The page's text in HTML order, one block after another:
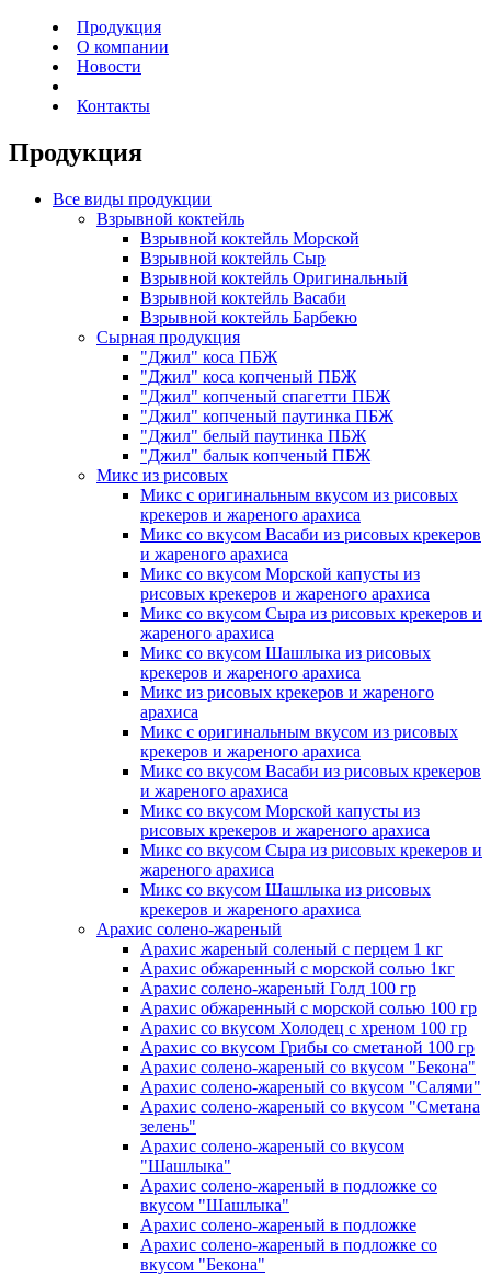
Продукция
О компании
Новости
Контакты
Продукция
Все виды продукции
Взрывной коктейль
Взрывной коктейль Морской
Взрывной коктейль Сыр
Взрывной коктейль Оригинальный
Взрывной коктейль Васаби
Взрывной коктейль Барбекю
Сырная продукция
"Джил" коса ПБЖ
"Джил" коса копченый ПБЖ
"Джил" копченый спагетти ПБЖ
"Джил" копченый паутинка ПБЖ
"Джил" белый паутинка ПБЖ
"Джил" балык копченый ПБЖ
Микс из рисовых
Микс с оригинальным вкусом из рисовых
крекеров и жареного арахиса
Микс со вкусом Васаби из рисовых крекеров
и жареного арахиса
Микс со вкусом Морской капусты из
рисовых крекеров и жареного арахиса
Микс со вкусом Сыра из рисовых крекеров и
жареного арахиса
Микс со вкусом Шашлыка из рисовых
крекеров и жареного арахиса
Микс из рисовых крекеров и жареного
арахиса
Микс с оригинальным вкусом из рисовых
крекеров и жареного арахиса
Микс со вкусом Васаби из рисовых крекеров
и жареного арахиса
Микс со вкусом Морской капусты из
рисовых крекеров и жареного арахиса
Микс со вкусом Сыра из рисовых крекеров и
жареного арахиса
Микс со вкусом Шашлыка из рисовых
крекеров и жареного арахиса
Арахис солено-жареный
Арахис жареный соленый с перцем 1 кг
Арахис обжаренный с морской солью 1кг
Арахис солено-жареный Голд 100 гр
Арахис обжаренный с морской солью 100 гр
Арахис со вкусом Холодец с хреном 100 гр
Арахис со вкусом Грибы со сметаной 100 гр
Арахис солено-жареный со вкусом "Бекона"
Арахис солено-жареный со вкусом "Салями"
Арахис солено-жареный со вкусом "Сметана
зелень"
Арахис солено-жареный со вкусом
"Шашлыка"
Арахис солено-жареный в подложке со
вкусом "Шашлыка"
Арахис солено-жареный в подложке
Арахис солено-жареный в подложке со
вкусом "Бекона"